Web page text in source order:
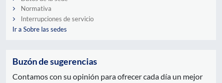
Normativa
Interrupciones de servicio
Ir a Sobre las sedes
Buzón de sugerencias
Contamos con su opinión para ofrecer cada día un mejor